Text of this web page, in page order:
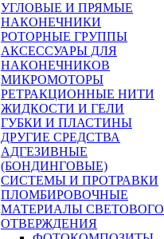
УГЛОВЫЕ И ПРЯМЫЕ
НАКОНЕЧНИКИ
РОТОРНЫЕ ГРУППЫ
АКСЕССУАРЫ ДЛЯ
НАКОНЕЧНИКОВ
МИКРОМОТОРЫ
РЕТРАКЦИОННЫЕ НИТИ
ЖИДКОСТИ И ГЕЛИ
ГУБКИ И ПЛАСТИНЫ
ДРУГИЕ СРЕДСТВА
АДГЕЗИВНЫЕ
(БОНДИНГОВЫЕ)
СИСТЕМЫ И ПРОТРАВКИ
ПЛОМБИРОВОЧНЫЕ
МАТЕРИАЛЫ СВЕТОВОГО
ОТВЕРЖДЕНИЯ